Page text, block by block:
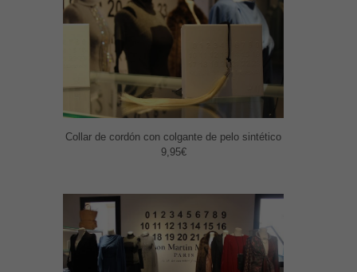
Collar de cordón con colgante de pelo sintético
9,95€